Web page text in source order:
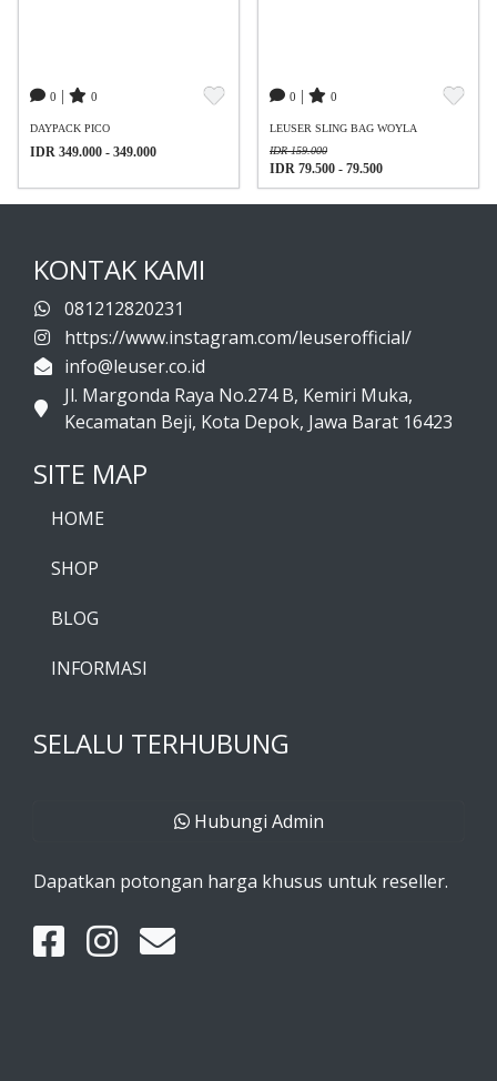
0 0
DAYPACK PICO
IDR 349.000 - 349.000
0 0
LEUSER SLING BAG WOYLA
IDR 159.000
IDR 79.500 - 79.500
KONTAK KAMI
081212820231
https://www.instagram.com/leuserofficial/
info@leuser.co.id
Jl. Margonda Raya No.274 B, Kemiri Muka,
Kecamatan Beji, Kota Depok, Jawa Barat 16423
SITE MAP
HOME
SHOP
BLOG
INFORMASI
SELALU TERHUBUNG
Hubungi Admin
Dapatkan potongan harga khusus untuk reseller.